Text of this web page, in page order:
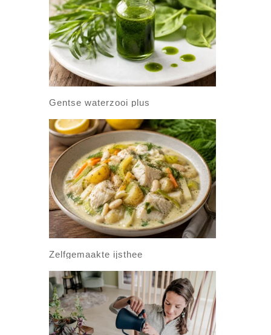
Gentse waterzooi plus
Zelfgemaakte ijsthee